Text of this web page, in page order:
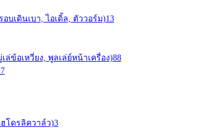
บเดินเบา, ไอเดิ้ล, ตัววอร์ม)13
ล่ข้อเหวี่ยง, พูลเล่ย์หน้าเครื่อง)88
โดรลิควาล์ว)3